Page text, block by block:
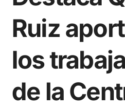
Ruiz
los
de la